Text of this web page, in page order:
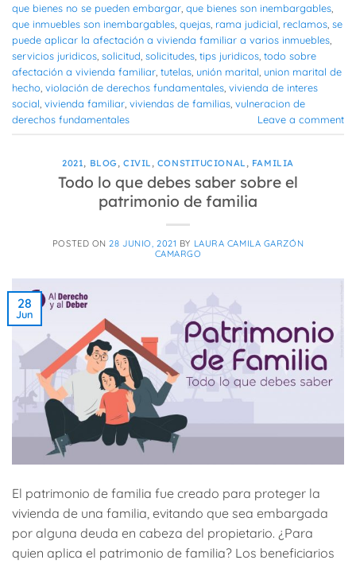
que bienes no se pueden embargar, que bienes son inembargables,
que inmuebles son inembargables, quejas, rama judicial, reclamos, se
puede aplicar la afectación a vivienda familiar a varios inmuebles,
servicios juridicos, solicitud, solicitudes, tips juridicos, todo sobre
afectación a vivienda familiar, tutelas, unión marital, union marital de
hecho, violación de derechos fundamentales, vivienda de interes
social, vivienda familiar, viviendas de familias, vulneracion de
derechos fundamentales
Leave a comment
2021, BLOG , CIVIL , CONSTITUCIONAL , FAMILIA
Todo lo que debes saber sobre el
patrimonio de familia
POSTED ON28 JUNIO, 2021 BY LAURA CAMILA GARZÓN
CAMARGO
28
Jun
El patrimonio de familia fue creado para proteger la
vivienda de una familia, evitando que sea embargada
por alguna deuda en cabeza del propietario. ¿Para
quien aplica el patrimonio de familia? Los beneficiarios